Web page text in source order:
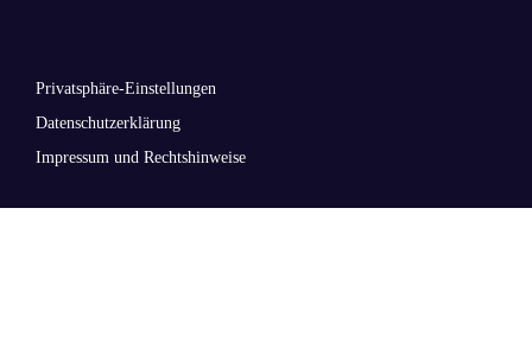
Privatsphäre-Einstellungen
Datenschutzerklärung
Impressum und Rechtshinweise